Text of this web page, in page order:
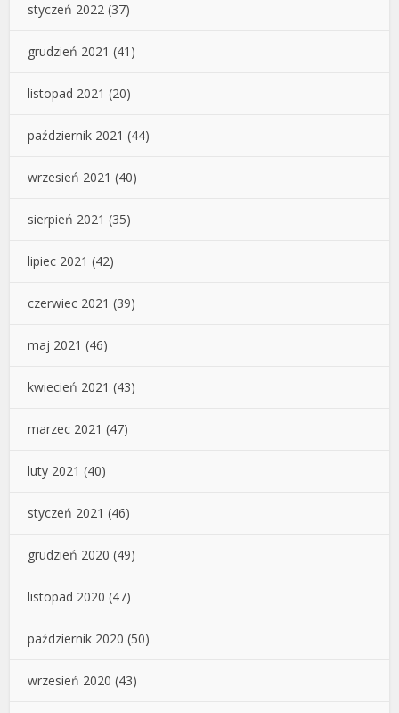
styczeń 2022 (37)
grudzień 2021 (41)
listopad 2021 (20)
październik 2021 (44)
wrzesień 2021 (40)
sierpień 2021 (35)
lipiec 2021 (42)
czerwiec 2021 (39)
maj 2021 (46)
kwiecień 2021 (43)
marzec 2021 (47)
luty 2021 (40)
styczeń 2021 (46)
grudzień 2020 (49)
listopad 2020 (47)
październik 2020 (50)
wrzesień 2020 (43)